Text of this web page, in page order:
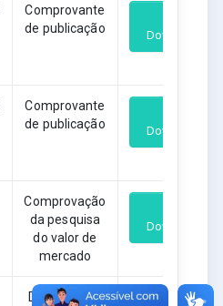
Comprovante
de publicação
Download
Comprovante
de publicação
Download
Comprovação
da pesquisa
do valor de
mercado
Download
Documentos